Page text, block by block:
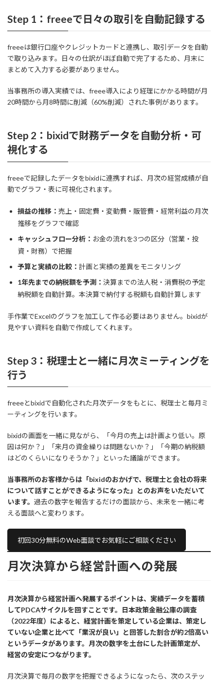
Step 1：freeeで日々の取引を自動記録する
freeeは銀行口座やクレジットカードと連携し、取引データを自動
で取り込みます。日々の仕訳がほぼ自動で完了するため、月末に
まとめて入力する必要がありません。
当事務所の導入実績では、freee導入により経理にかかる時間が月
20時間から月8時間に削減（60%削減）された事例があります。
Step 2：bixidで財務データを自動分析・可
視化する
freeeで記録したデータをbixidに連携すれば、月次の経営成績が自
動でグラフ・表に可視化されます。
損益の推移： 売上・固定費・変動費・販管費・経常利益の月次
推移をグラフで確認
キャッシュフロー分析： お金の流れを3つの区分（営業・投
資・財務）で把握
予算と実績の比較： 計画と実績の差異をモニタリング
1年先までの納税額を予測： 決算までの法人税・消費税の予定
納税額を自動計算。本決算で納付する税額も自動計算します
手作業でExcelのグラフを加工して作る必要はありません。bixidが
見やすい資料を自動で作成してくれます。
Step 3：税理士と一緒に月次ミーティングを
行う
freeeとbixidで自動化された月次データをもとに、税理士と毎月ミ
ーティングを行います。
bixidの画面を一緒に見ながら、「今月の売上は計画より低い。原
因は何か？」「来月の資金繰りは問題ないか？」「今期の納税額
はどのくらいになりそうか？」といった議論ができます。
当事務所のお客様からは「bixidのおかげで、税理士と会社の将来
について話すことができるようになった」とのお声をいただいて
います。 過去の数字を報告するだけの面談から、未来を一緒に考
える面談へと変わります。
初回30分無料のWeb面談でお気軽にご相談ください
月次決算から経営計画への発展
月次決算から経営計画へ発展するポイントは、実績データを蓄積
してPDCAサイクルを回すことです。日本政策金融公庫の調査
（2022年度）によると、経営計画を策定している企業は、策定し
ていない企業と比べて「業況が良い」と回答した割合が約2倍高い
というデータがあります。月次の数字を土台にした計画策定が、
経営の安定につながります。
月次決算で毎月の数字を把握できるようになったら、次のステッ